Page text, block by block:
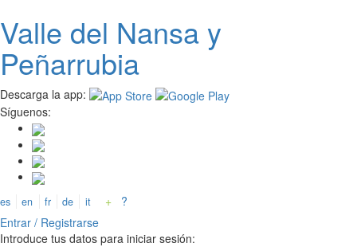
Pasar
al
contenido
principal
Valle del Nansay
Peñarrubia
Descarga la app:
Síguenos:
es en fr de it +
?
Entrar / Registrarse
Introduce tus datos para iniciar sesión: